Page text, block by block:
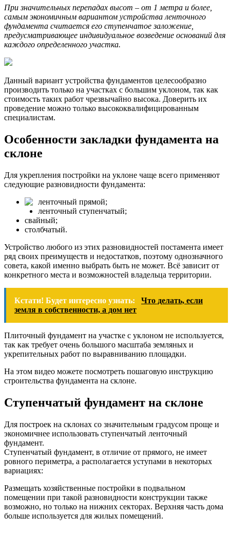
При значительных перепадах высот – от 1 метра и более,
самым экономичным вариантом устройства ленточного
фундамента считается его ступенчатое заложение,
предусматривающее индивидуальное возведение оснований для
каждого определенного участка.
Данный вариант устройства фундаментов целесообразно
производить только на участках с большим уклоном, так как
стоимость таких работ чрезвычайно высока. Доверить их
проведение можно только высококвалифицированным
специалистам.
Особенности закладки фундамента на
склоне
Для укрепления постройки на уклоне чаще всего применяют
следующие разновидности фундамента:
ленточный прямой;
ленточный ступенчатый;
свайный;
столбчатый.
Устройство любого из этих разновидностей постамента имеет
ряд своих преимуществ и недостатков, поэтому однозначного
совета, какой именно выбрать быть не может. Всё зависит от
конкретного места и возможностей владельца территории.
Кстати! Будет интересно узнать:
Что делать, если
земля в собственности, а дом нет
Плиточный фундамент на участке с уклоном не используется,
так как требует очень большого масштаба земляных и
укрепительных работ по выравниванию площадки.
На этом видео можете посмотреть пошаговую инструкцию
строительства фундамента на склоне.
Ступенчатый фундамент на склоне
Для построек на склонах со значительным градусом проще и
экономичнее использовать ступенчатый ленточный
фундамент.
Ступенчатый фундамент, в отличие от прямого, не имеет
ровного периметра, а располагается уступами в некоторых
вариациях:
Размещать хозяйственные постройки в подвальном
помещении при такой разновидности конструкции также
возможно, но только на нижних секторах. Верхняя часть дома
больше используется для жилых помещений.